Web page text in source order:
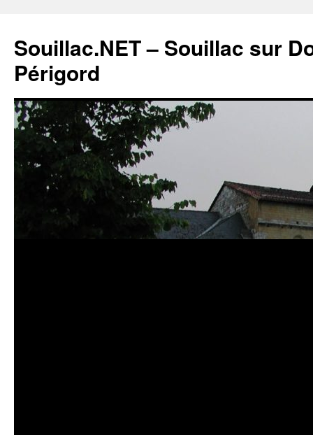
Souillac.NET – Souillac sur
Périgord